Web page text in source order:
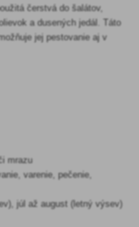
čerstvá do šalátov,
a dusených jedál. Táto
jej pestovanie aj v
mrazu
varenie, pečenie,
júl až august (letný výsev)